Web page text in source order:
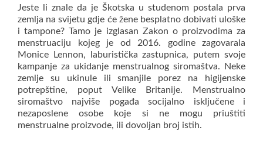
Jeste li znale da je Škotska u studenom postala prva
zemlja na svijetu gdje će žene besplatno dobivati uloške
i tampone? Tamo je izglasan Zakon o proizvodima za
menstruaciju kojeg je od 2016. godine zagovarala
Monice Lennon, laburistička zastupnica, putem svoje
kampanje za ukidanje menstrualnog siromaštva. Neke
zemlje su ukinule ili smanjile porez na higijenske
potrepštine, poput Velike Britanije. Menstrualno
siromaštvo najviše pogađa socijalno isključene i
nezaposlene osobe koje si ne mogu priuštiti
menstrualne proizvode, ili dovoljan broj istih.